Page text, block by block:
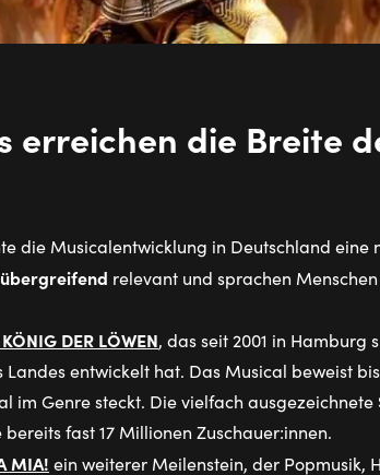
erreichen die Breite
die Musicalentwicklung in Deutschland eine
relevant und sprachen
DER LÖWEN, das seit 2001 in Hamburg
entwickelt hat. Das Musical beweist
im Genre steckt. Die vielfach ausgezeichnete
fast 17 Millionen Zuschauer:innen.
MIA! ein weiterer Meilenstein, der Popmusik,